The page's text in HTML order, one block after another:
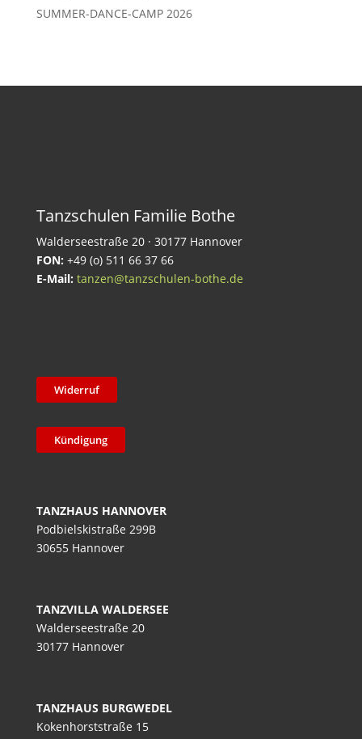
SUMMER-DANCE-CAMP 2026
Tanzschulen Familie Bothe
Walderseestraße 20 · 30177 Hannover
FON: +49 (o) 511 66 37 66
E-Mail: tanzen@tanzschulen-bothe.de
Widerruf
Kündigung
TANZHAUS HANNOVER
Podbielskistraße 299B
30655 Hannover
TANZVILLA WALDERSEE
Walderseestraße 20
30177 Hannover
TANZHAUS BURGWEDEL
Kokenhorststraße 15